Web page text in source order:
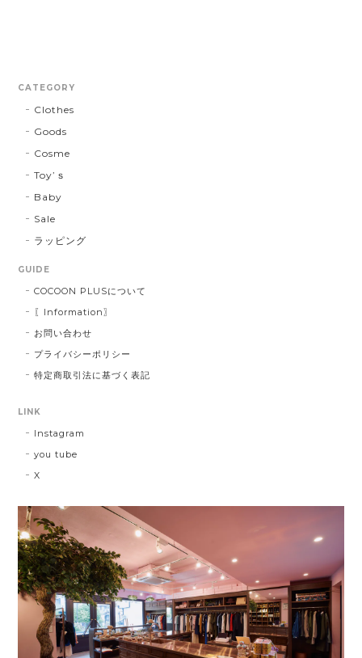
CATEGORY
Clothes
Goods
Cosme
Toy’ｓ
Baby
Sale
ラッピング
GUIDE
COCOON PLUSについて
〖Information〗
お問い合わせ
プライバシーポリシー
特定商取引法に基づく表記
LINK
Instagram
you tube
X